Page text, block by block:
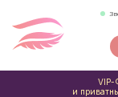
VIP-
и